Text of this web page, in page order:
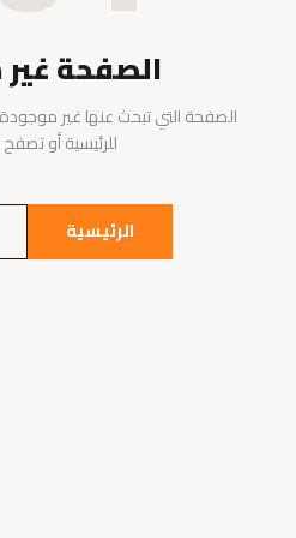
الصفحة
الصفحة التي تبحث عنها غير
للرئيسية أو
الرئيسية